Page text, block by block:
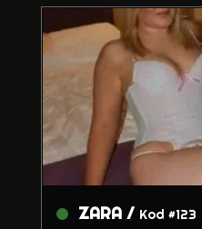
ZARA / Kod #123